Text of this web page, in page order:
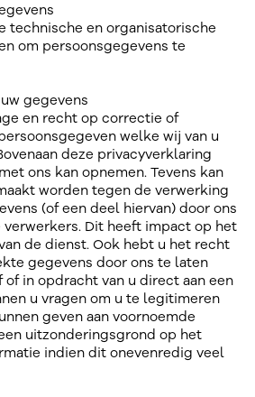
technische en organisatorische
om persoonsgegevens te
gegevens
en recht op correctie of
welke wij van u
deze privacyverklaring
ons kan opnemen. Tevens kan
worden tegen de verwerking
(of een deel hiervan) door ons
verwerkers. Dit heeft impact op het
de dienst. Ook hebt u het recht
gegevens door ons te laten
of in opdracht van u direct aan een
u vragen om u te legitimeren
geven aan voornoemde
uitzonderingsgrond op het
indien dit onevenredig veel